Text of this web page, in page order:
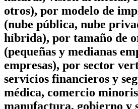
otros), por modelo de
(nube pública, nube
híbrida), por tamaño de
(pequeñas y medianas
empresas), por sector
servicios financieros y
médica, comercio
manufactura, gobierno y